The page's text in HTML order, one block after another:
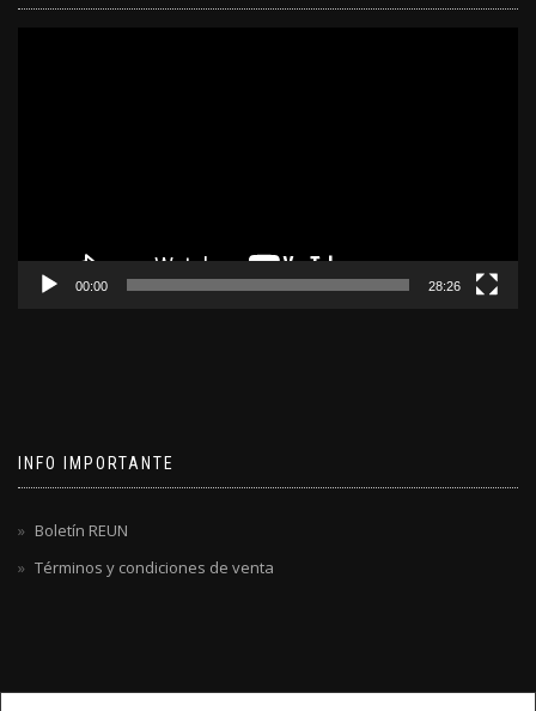
00:00 28:26
INFO IMPORTANTE
Boletín REUN
Términos y condiciones de venta